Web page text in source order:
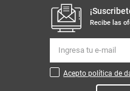
Recibe las
Acepto política de